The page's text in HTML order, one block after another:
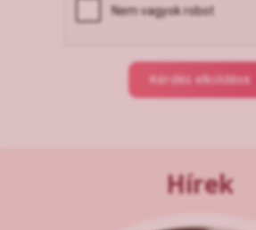
Kérdés elküldése
Hírek